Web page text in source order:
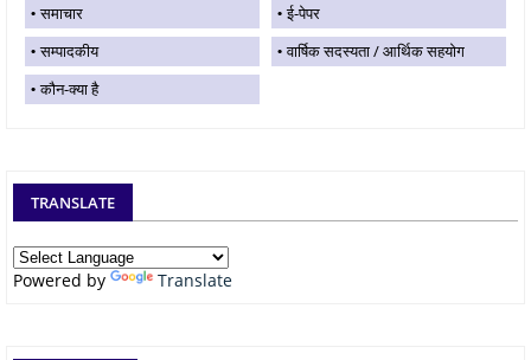
समाचार
ई-पेपर
सम्पादकीय
वार्षिक सदस्यता / आर्थिक सहयोग
कौन-क्या है
TRANSLATE
Powered by Translate